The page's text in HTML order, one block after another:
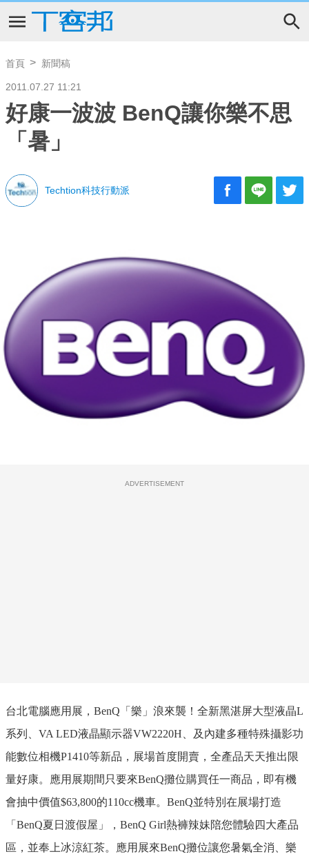
首頁 新聞稿
2011.07.27 11:21
好康一波波 BenQ讓你樂不思
「暑」
Techtion科技行動派
ADVERTISEMENT
台北電腦應用展， BenQ 「樂」浪來襲！全新黑湛屏大型液晶L
系列、 VA LED液晶顯示器VW2220H 、及內建多種特殊攝影功
能數位相機P1410等新品，展場首度開賣，全產品天天推出限
量好康。應用展期間只要來BenQ攤位購買任一商品，即有機
會抽中價值$63,800的110cc機車。 BenQ並特別在展場打造
「 BenQ夏日渡假屋」， BenQ Girl熱褲辣妹陪您體驗四大產品
區，並奉上冰涼紅茶。應用展來BenQ攤位讓您暑氣全消、樂